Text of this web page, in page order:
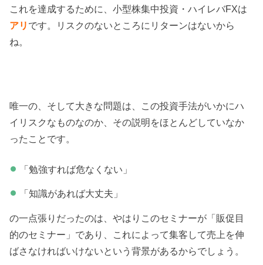
これを達成するために、小型株集中投資・ハイレバFXは
アリ です。リスクのないところにリターンはないから
ね。
唯一の、そして大きな問題は、この投資手法がいかにハ
イリスクなものなのか、その説明をほとんどしていなか
ったことです。
「勉強すれば危なくない」
「知識があれば大丈夫」
の一点張りだったのは、やはりこのセミナーが「販促目
的のセミナー」であり、これによって集客して売上を伸
ばさなければいけないという背景があるからでしょう。